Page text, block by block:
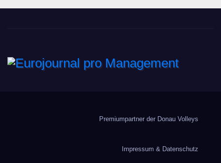
Premiumpartner der Donau Volleys
Impressum & Datenschutz